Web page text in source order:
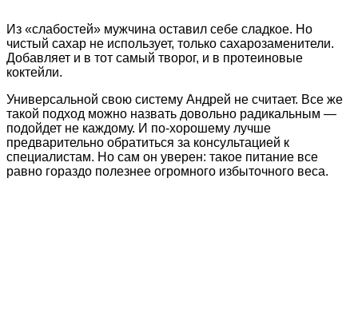
Из «слабостей» мужчина оставил себе сладкое. Но
чистый сахар не использует, только сахарозаменители.
Добавляет и в тот самый творог, и в протеиновые
коктейли.
Универсальной свою систему Андрей не считает. Все же
такой подход можно назвать довольно радикальным —
подойдет не каждому. И по-хорошему лучше
предварительно обратиться за консультацией к
специалистам. Но сам он уверен: такое питание все
равно гораздо полезнее огромного избыточного веса.